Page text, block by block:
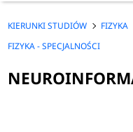
KIERUNKI STUDIÓW FIZYKA
FIZYKA - SPECJALNOŚCI